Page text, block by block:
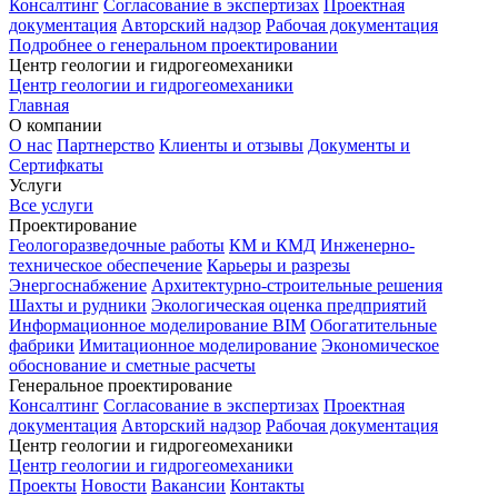
Консалтинг Согласование в экспертизах Проектная
документация Авторский надзор Рабочая документация
Подробнее о генеральном проектировании
Центр геологии и гидрогеомеханики
Центр геологии и гидрогеомеханики
Главная
О компании
О нас Партнерство Клиенты и отзывы Документы и
Сертифкаты
Услуги
Все услуги
Проектирование
Геологоразведочные работы КМ и КМД Инженерно-
техническое обеспечение Карьеры и разрезы
Энергоснабжение Архитектурно-строительные решения
Шахты и рудники Экологическая оценка предприятий
Информационное моделирование BIM Обогатительные
фабрики Имитационное моделирование Экономическое
обоснование и сметные расчеты
Генеральное проектирование
Консалтинг Согласование в экспертизах Проектная
документация Авторский надзор Рабочая документация
Центр геологии и гидрогеомеханики
Центр геологии и гидрогеомеханики
Проекты Новости Вакансии Контакты